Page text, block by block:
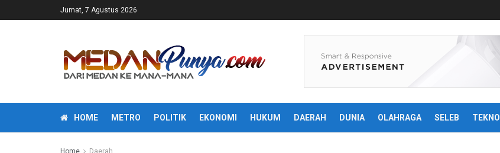
Jumat, 7 Agustus 2026
HOME METRO POLITIK EKONOMI HUKUM DAERAH DUNIA OLAHRAGA SELEB TEKNO
Home Daerah